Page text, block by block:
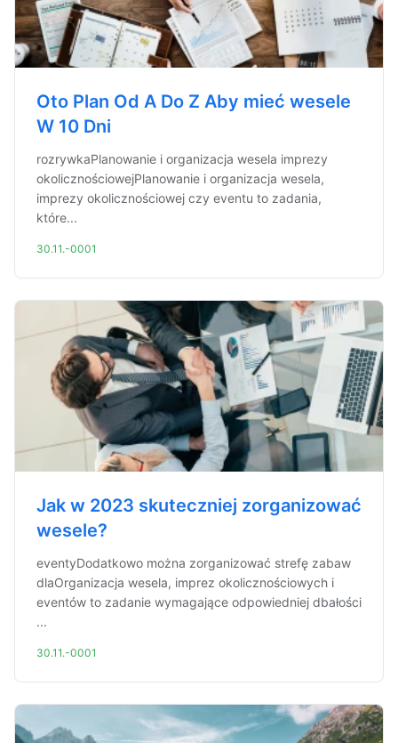
Oto Plan Od A Do Z Aby mieć wesele
W 10 Dni
rozrywkaPlanowanie i organizacja wesela imprezy
okolicznościowejPlanowanie i organizacja wesela,
imprezy okolicznościowej czy eventu to zadania,
które...
30.11.-0001
Jak w 2023 skuteczniej zorganizować
wesele?
eventyDodatkowo można zorganizować strefę zabaw
dlaOrganizacja wesela, imprez okolicznościowych i
eventów to zadanie wymagające odpowiedniej dbałości
...
30.11.-0001